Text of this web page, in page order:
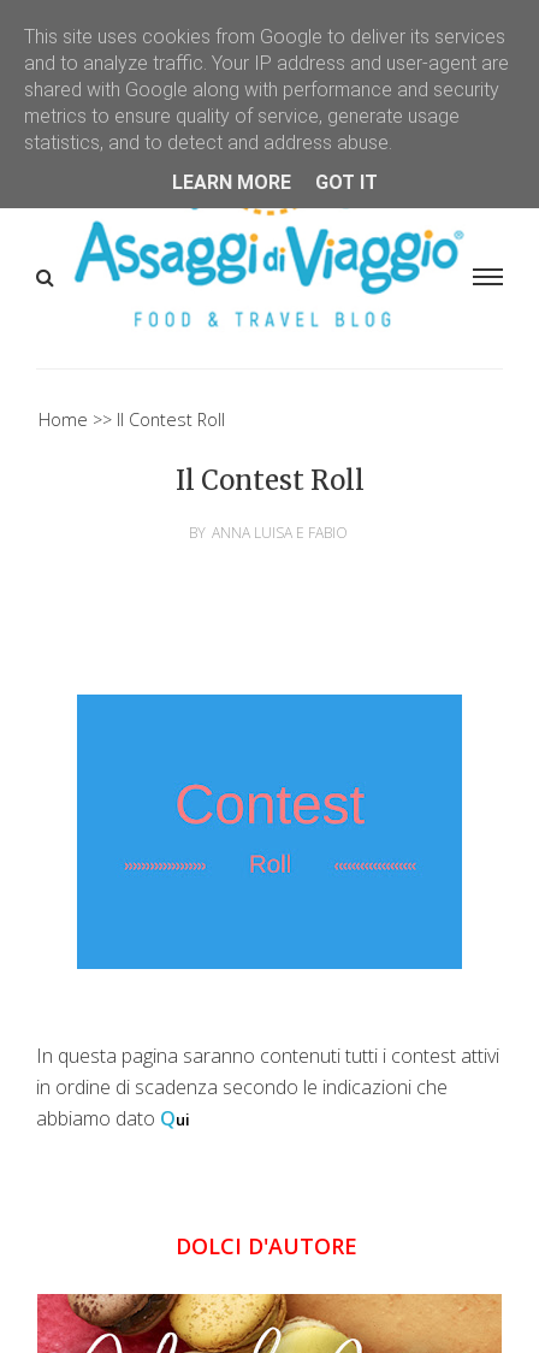
Home Il Contest Roll
Il Contest Roll
BY ANNA LUISA E FABIO
In questa pagina saranno contenuti tutti i contest attivi
in ordine di scadenza secondo le indicazioni che
abbiamo dato Qui
DOLCI D'AUTORE
This site uses cookies from Google to deliver its services
and to analyze traffic. Your IP address and user-agent are
shared with Google along with performance and security
metrics to ensure quality of service, generate usage
statistics, and to detect and address abuse.
LEARN MORE
GOT IT